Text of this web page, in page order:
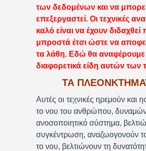
των δεδομένων και να
επεξεργαστεί. Οι τεχνικές
καλό είναι να έχουν διδαχθεί
μπροστά έτσι ώστε να
τα λάθη. Εδώ θα αναφέρουμε
διαφορετικά είδη αυτών των
ΤΑ
Αυτές οι τεχνικές ηρεμούν και
το νου του ανθρώπου,
ανοσοποιητικό σύστημα,
συγκέντρωση, αναζωογονούν
το νου, βελτιώνουν τη